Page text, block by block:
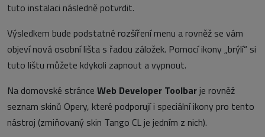
tuto instalaci následně potvrdit.
Výsledkem bude podstatné rozšíření menu a rovněž se vám
objeví nová osobní lišta s řadou záložek. Pomocí ikony „brýlí“ si
tuto lištu můžete kdykoli zapnout a vypnout.
Na domovské stránce Web Developer Toolbarje rovněž
seznam skinů Opery, které podporují i speciální ikony pro tento
nástroj (zmiňovaný skin Tango CL je jedním z nich).